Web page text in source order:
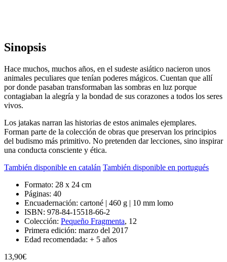
Sinopsis
Hace muchos, muchos años, en el sudeste asiático nacieron unos
animales peculiares que tenían poderes mágicos. Cuentan que allí
por donde pasaban transformaban las sombras en luz porque
contagiaban la alegría y la bondad de sus corazones a todos los seres
vivos.
Los jatakas narran las historias de estos animales ejemplares.
Forman parte de la colección de obras que preservan los principios
del budismo más primitivo. No pretenden dar lecciones, sino inspirar
una conducta consciente y ética.
También disponible en catalán También disponible en portugués
Formato: 28 x 24 cm
Páginas: 40
Encuadernación: cartoné | 460 g | 10 mm lomo
ISBN: 978-84-15518-66-2
Colección: Pequeño Fragmenta, 12
Primera edición: marzo del 2017
Edad recomendada: + 5 años
13,90€